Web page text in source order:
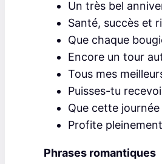
Un très bel
Santé, succès et
Que chaque
Encore un tour
Tous mes
Puisses-tu
Que cette
Profite
Phrases romantiques